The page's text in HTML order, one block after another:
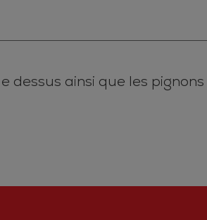
dessus ainsi que les pignons